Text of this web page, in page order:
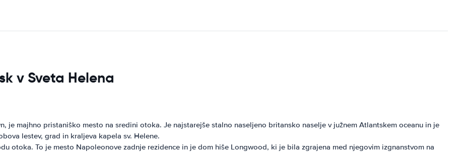
v Sveta Helena
je majhno pristaniško mesto na sredini otoka. Je najstarejše stalno naseljeno britansko naselje v južnem Atlantskem oceanu in je
lestev, grad in kraljeva kapela sv. Helene.
otoka. To je mesto Napoleonove zadnje rezidence in je dom hiše Longwood, ki je bila zgrajena med njegovim izgnanstvom na